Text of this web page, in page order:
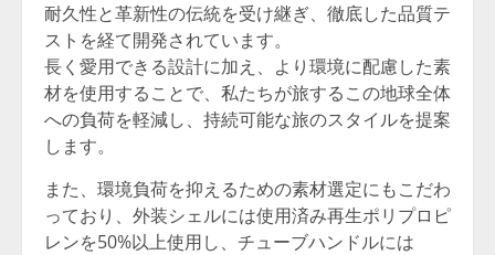
耐久性と革新性の伝統を受け継ぎ、徹底した品質テ
ストを経て開発されています。
長く愛用できる設計に加え、より環境に配慮した素
材を使用することで、私たちが旅するこの地球全体
への負荷を軽減し、持続可能な旅のスタイルを提案
します。
また、環境負荷を抑えるための素材選定にもこだわ
っており、外装シェルには使用済み再生ポリプロピ
レンを50%以上使用し、チューブハンドルには